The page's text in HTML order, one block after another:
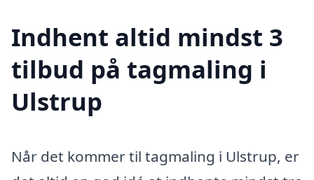
Indhent altid mindst 3
tilbud på tagmaling i
Ulstrup
Når det kommer til tagmaling i Ulstrup, er